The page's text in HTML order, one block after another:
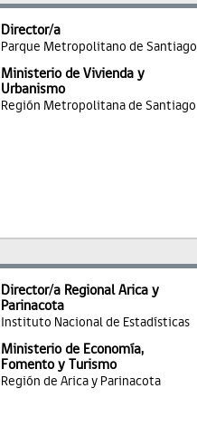
Director/a
Parque Metropolitano de Santiago
Ministerio de Vivienda y
Urbanismo
Región Metropolitana de Santiago
Director/a Regional Arica y
Parinacota
Instituto Nacional de Estadísticas
Ministerio de Economía,
Fomento y Turismo
Región de Arica y Parinacota